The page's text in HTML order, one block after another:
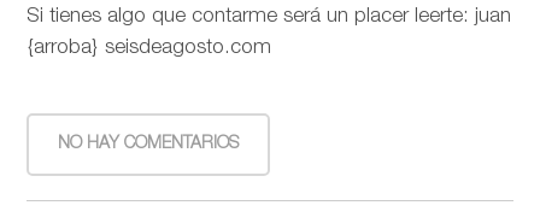
Si tienes algo que contarme será un placer leerte: juan
{arroba} seisdeagosto.com
NO HAY COMENTARIOS